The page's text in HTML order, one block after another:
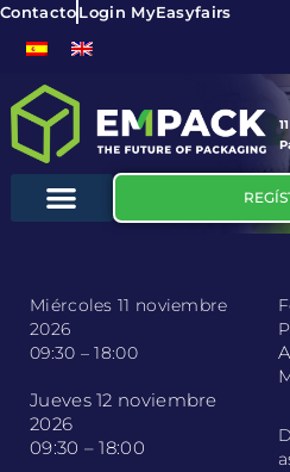
ContactoLogin MyEasyfairs
Miércoles 11 noviembre
2026
09:30 – 18:00
Jueves 12 noviembre
2026
09:30 – 18:00